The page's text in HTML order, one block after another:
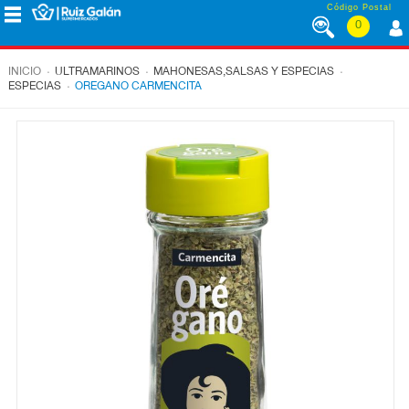
Saltar al contenido Código Postal
0
CORPORATIVO
INICIO . ULTRAMARINOS . MAHONESAS,SALSAS Y ESPECIAS .
ESPECIAS . OREGANO CARMENCITA